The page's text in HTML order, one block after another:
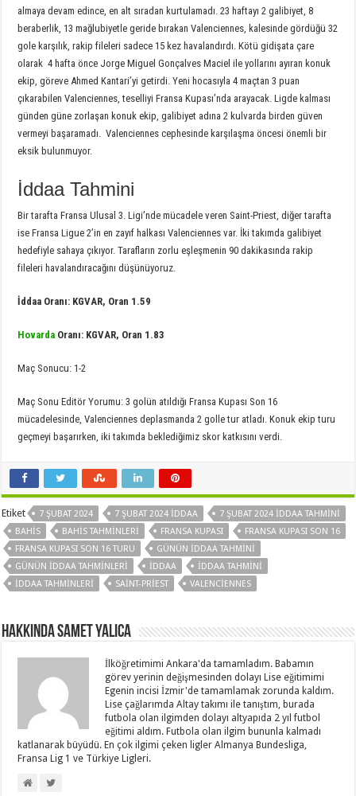
almaya devam edince, en alt sıradan kurtulamadı. 23 haftayı 2 galibiyet, 8
beraberlik, 13 mağlubiyetle geride bırakan Valenciennes, kalesinde gördüğü 32
gole karşılık, rakip fileleri sadece 15 kez havalandırdı. Kötü gidişata çare
olarak 4 hafta önce Jorge Miguel Gonçalves Maciel ile yollarını ayıran konuk
ekip, göreve Ahmed Kantari’yi getirdi. Yeni hocasıyla 4 maçtan 3 puan
çıkarabilen Valenciennes, teselliyi Fransa Kupası’nda arayacak. Ligde kalması
günden güne zorlaşan konuk ekip, galibiyet adına 2 kulvarda birden güven
vermeyi başaramadı. Valenciennes cephesinde karşılaşma öncesi önemli bir
eksik bulunmuyor.
İddaa Tahmini
Bir tarafta Fransa Ulusal 3. Ligi’nde mücadele veren Saint-Priest, diğer tarafta
ise Fransa Ligue 2’in en zayıf halkası Valenciennes var. İki takımda galibiyet
hedefiyle sahaya çıkıyor. Tarafların zorlu eşleşmenin 90 dakikasında rakip
fileleri havalandıracağını düşünüyoruz.
İddaa Oranı: KGVAR, Oran 1.59
Hovarda Oranı: KGVAR, Oran 1.83
Maç Sonucu: 1-2
Maç Sonu Editör Yorumu: 3 golün atıldığı Fransa Kupası Son 16
mücadelesinde, Valenciennes deplasmanda 2 golle tur atladı. Konuk ekip turu
geçmeyi başarırken, iki takımda beklediğimiz skor katkısını verdi.
Etiket 7 ŞUBAT 2024 7 ŞUBAT 2024 İDDAA
7 ŞUBAT 2024 İDDAA TAHMINI
BAHIS
BAHIS TAHMINLERI FRANSA KUPASI
FRANSA KUPASI SON 16
FRANSA KUPASI SON 16 TURU
GÜNÜN IDDAA TAHMINI
GÜNÜN IDDAA TAHMINLERI
IDDAA
IDDAA TAHMINI
IDDAA TAHMINLERI
SAINT-PRIEST VALENCIENNES
Hakkında Samet Yalica
İlköğretimimi Ankara'da tamamladım. Babamın
görev yerinin değişmesinden dolayı Lise eğitimimi
Egenin incisi İzmir'de tamamlamak zorunda kaldım.
Lise çağlarımda Altay takımı ile tanıştım, burada
futbola olan ilgimden dolayı altyapıda 2 yıl futbol
eğitimi aldım. Futbola olan ilgim bununla kalmadı
katlanarak büyüdü. En çok ilgimi çeken ligler Almanya Bundesliga,
Fransa Lig 1 ve Türkiye Ligleri.